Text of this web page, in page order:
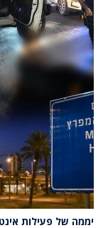
יממה של פעילות